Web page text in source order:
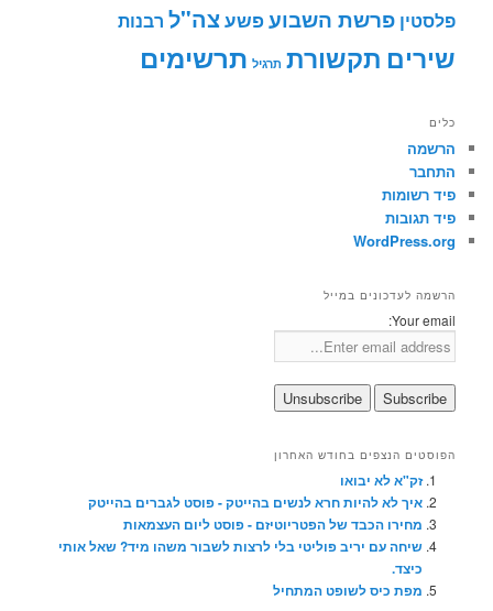
פלסטין פרשת השבועפשעצה"ל רבנות
שירים תקשורת תרגיל תרשימים
כלים
הרשמה
התחבר
פיד רשומות
פיד תגובות
WordPress.org
הרשמה לעדכונים במייל
Your email:
הפוסטים הנצפים בחודש האחרון
זק"א לא יבואו
איך לא להיות חרא לנשים בהייטק - פוסט לגברים בהייטק
מחירו הכבד של הפטריוטיזם - פוסט ליום העצמאות
שיחה עם יריב פוליטי בלי לרצות לשבור משהו מיד? שאל אותי
כיצד.
מפת כיס לשופט המתחיל